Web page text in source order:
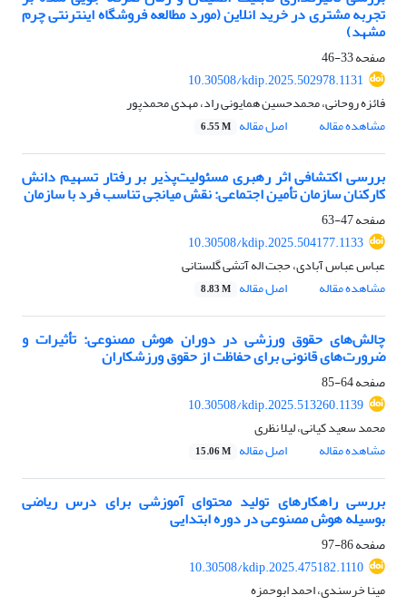
تجربه مشتری در خرید انلاین (مورد مطالعه فروشگاه اینترنتی چرم
مشهد)
صفحه33-46
10.30508/kdip.2025.502978.1131
فائزه روحانی، محمدحسین همایونی راد، مهدی محمدپور
مشاهده مقاله
اصل مقاله 6.55 M
بررسی اکتشافی اثر رهبری مسئولیت‌پذیر بر رفتار تسهیم دانش
کارکنان سازمان تأمین اجتماعی: نقش میانجی تناسب فرد با سازمان
صفحه47-63
10.30508/kdip.2025.504177.1133
عباس عباس آبادی، حجت اله آتشی گلستانی
مشاهده مقاله
اصل مقاله 8.83 M
چالش‌های حقوق ورزشی در دوران هوش مصنوعی: تأثیرات و
ضرورت‌های قانونی برای حفاظت از حقوق ورزشکاران
صفحه64-85
10.30508/kdip.2025.513260.1139
محمد سعید کیانی، لیلا نظری
مشاهده مقاله
اصل مقاله 15.06 M
بررسی راهکارهای تولید محتوای آموزشی برای درس ریاضی
بوسیله هوش مصنوعی در دوره ابتدایی
صفحه86-97
10.30508/kdip.2025.475182.1110
مینا خرسندی، احمد ابوحمزه